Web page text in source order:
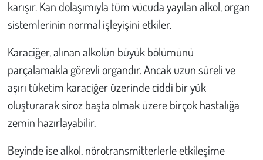
karışır. Kan dolaşımıyla tüm vücuda yayılan alkol, organ
sistemlerinin normal işleyişini etkiler.
Karaciğer, alınan alkolün büyük bölümünü
parçalamakla görevli organdır. Ancak uzun süreli ve
aşırı tüketim karaciğer üzerinde ciddi bir yük
oluşturarak siroz başta olmak üzere birçok hastalığa
zemin hazırlayabilir.
Beyinde ise alkol, nörotransmitterlerle etkileşime